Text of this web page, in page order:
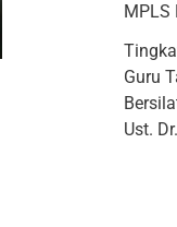
MPLS
Guru
Ust.